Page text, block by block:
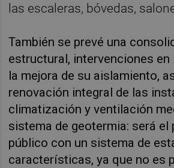
las escaleras, bóvedas,
También se prevé una
estructural, intervenciones
la mejora de su aislamiento,
renovación integral de las
climatización y ventilación
sistema de geotermia: será el
público con un sistema de
características, ya que no es